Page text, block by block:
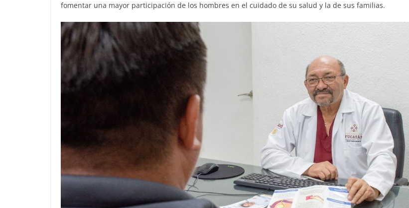
fomentar una mayor participación de los hombres en el cuidado de su salud y la de sus familias.